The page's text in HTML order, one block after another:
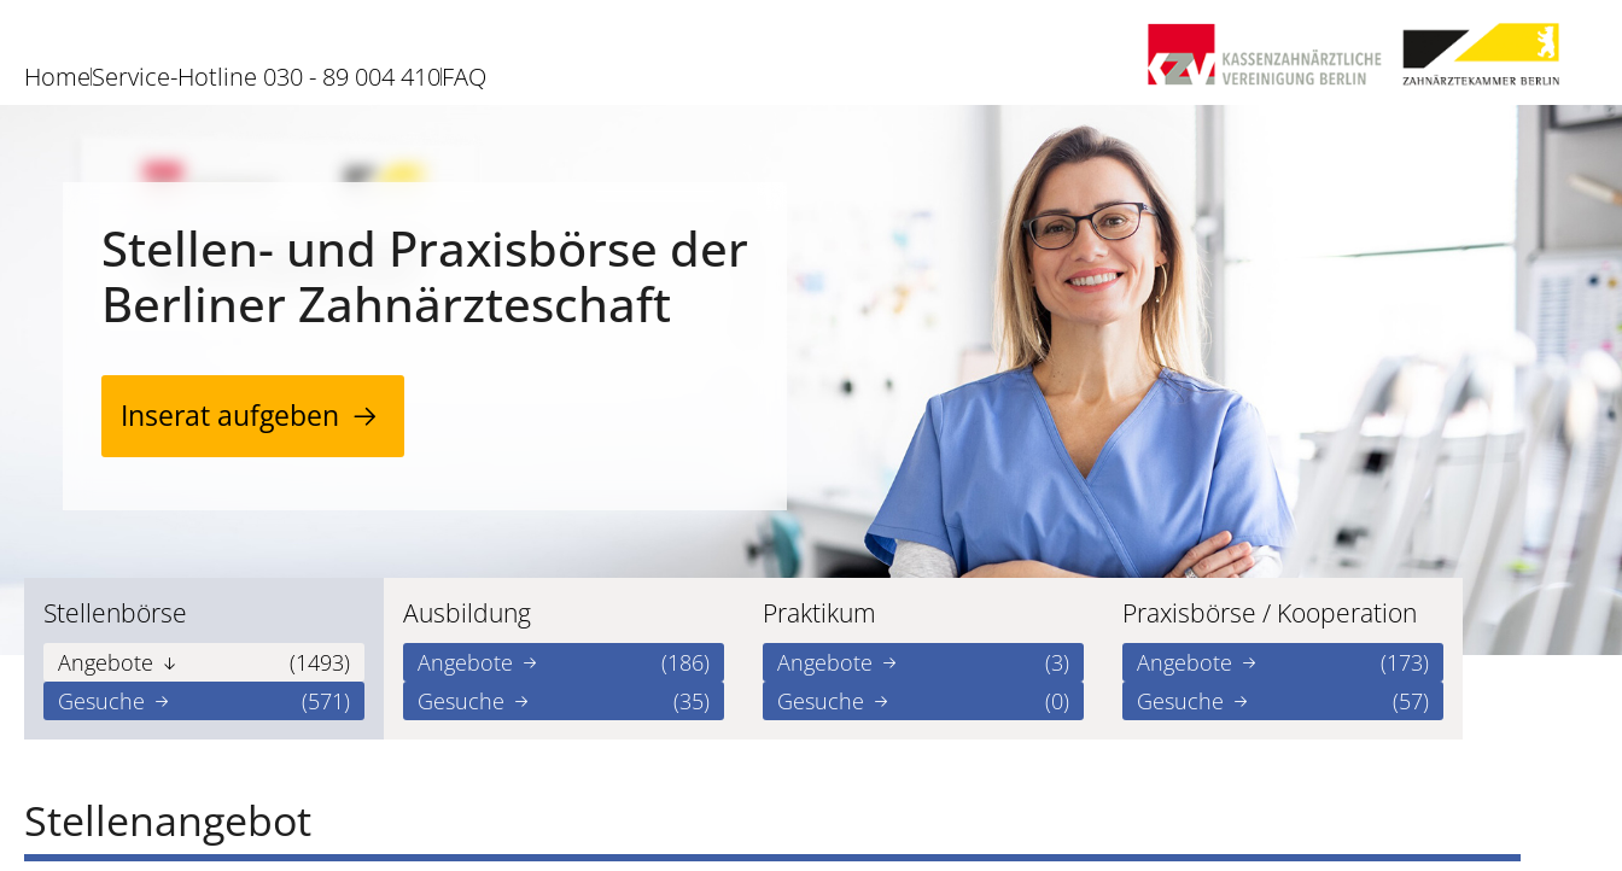
HomeService-Hotline 030 - 89 004 410FAQ
Stellen- und Praxisbörse der
Berliner Zahnärzteschaft
Inserat aufgeben
Stellenbörse
Angebote
(1493)
Gesuche
(571)
Ausbildung
Angebote
(186)
Gesuche
(35)
Praktikum
Angebote
(3)
Gesuche
(0)
Praxisbörse / Kooperation
Angebote
(173)
Gesuche
(57)
Stellenangebot